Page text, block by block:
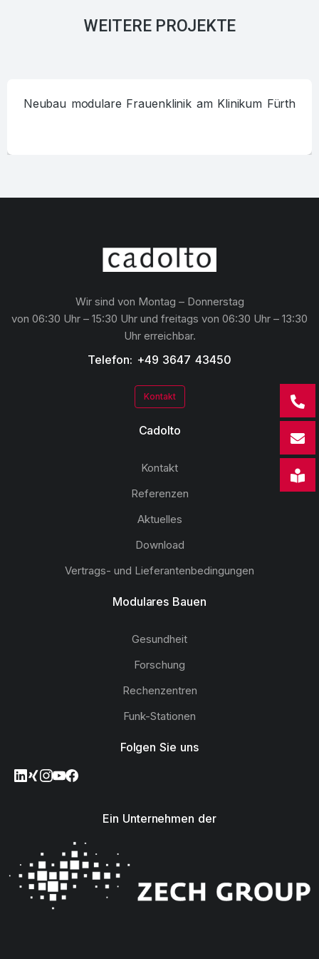
WEITERE PROJEKTE
Neubau modulare Frauenklinik am Klinikum Fürth
Wir sind von Montag – Donnerstag
von 06:30 Uhr – 15:30 Uhr und freitags von 06:30 Uhr – 13:30
Uhr erreichbar.
Telefon: +49 3647 43450
Kontakt
Cadolto
Kontakt
Referenzen
Aktuelles
Download
Vertrags- und Lieferantenbedingungen
Modulares Bauen
Gesundheit
Forschung
Rechenzentren
Funk-Stationen
Folgen Sie uns
Ein Unternehmen der